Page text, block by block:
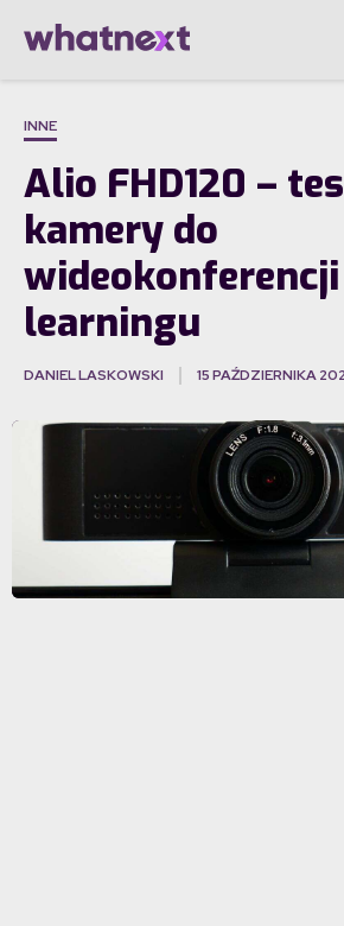
INNE
Alio FHD120 –
kamery do
wideokonferencji
learningu
DANIEL LASKOWSKI 15 PAŹDZIERNIKA